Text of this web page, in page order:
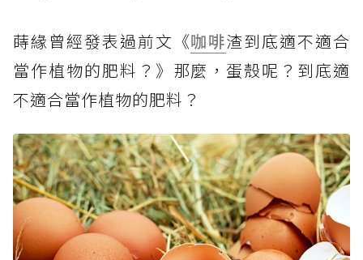
蒔緣曾經發表過前文《咖啡渣到底適不適合
當作植物的肥料？》那麼，蛋殼呢？到底適
不適合當作植物的肥料？